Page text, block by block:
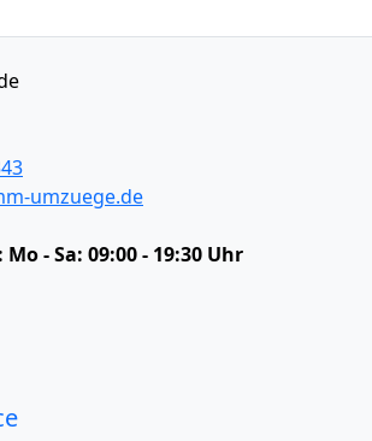
umzuege.de
Mo - Sa: 09:00 - 19:30 Uhr